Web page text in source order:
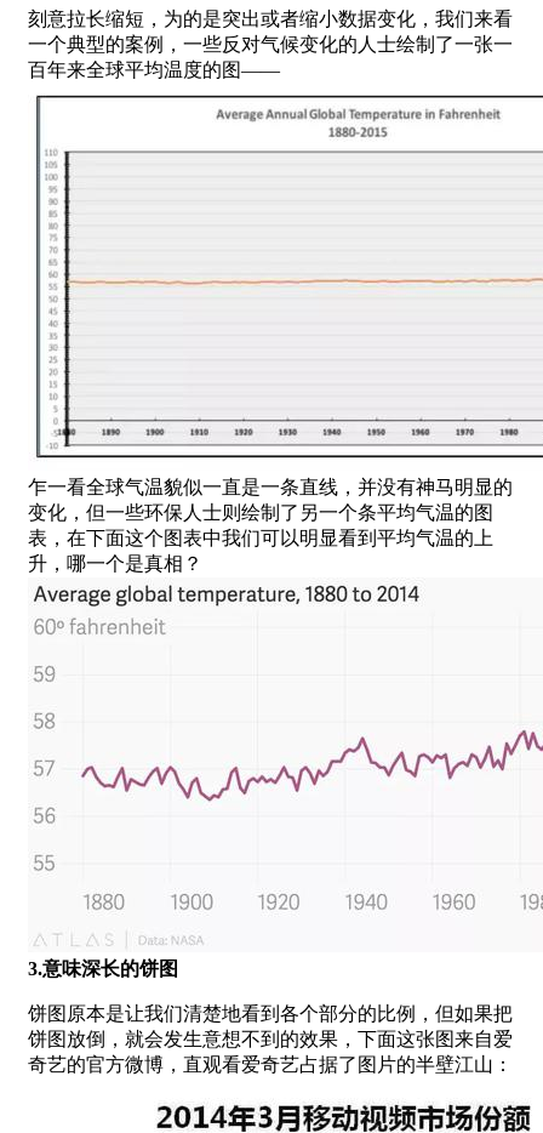
刻意拉长缩短，为的是突出或者缩小数据变化，我们来看
一个典型的案例，一些反对气候变化的人士绘制了一张一
百年来全球平均温度的图——
乍一看全球气温貌似一直是一条直线，并没有神马明显的
变化，但一些环保人士则绘制了另一个条平均气温的图
表，在下面这个图表中我们可以明显看到平均气温的上
升，哪一个是真相？
3.意味深长的饼图
饼图原本是让我们清楚地看到各个部分的比例，但如果把
饼图放倒，就会发生意想不到的效果，下面这张图来自爱
奇艺的官方微博，直观看爱奇艺占据了图片的半壁江山：